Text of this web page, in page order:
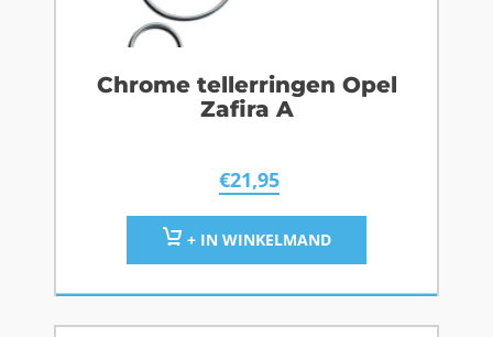
Chrome tellerringen Opel
Zafira A
€21,95
+ IN WINKELMAND